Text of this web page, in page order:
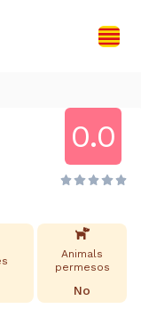
0.0
Animals
permesos
No